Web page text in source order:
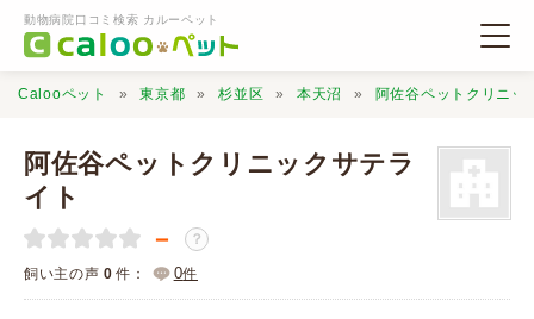
動物病院口コミ検索 カルーペット
動物病院検索
Calooペット 東京都 杉並区 本天沼 阿佐谷ペットクリニッ
阿佐谷ペットクリニックサテラ
イト
－ ？
飼い主の声 0 件： 0件